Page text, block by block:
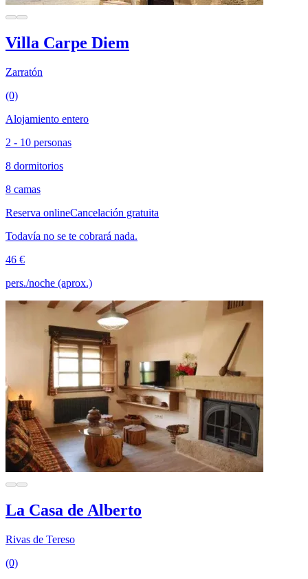
Villa Carpe Diem
Zarratón
(0)
Alojamiento entero
2 - 10 personas
8 dormitorios
8 camas
Reserva onlineCancelación gratuita
Todavía no se te cobrará nada.
46 €
pers./noche (aprox.)
La Casa de Alberto
Rivas de Tereso
(0)